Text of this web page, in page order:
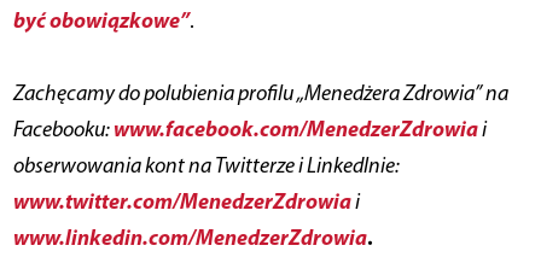
być obowiązkowe”.
Zachęcamy do polubienia profilu „Menedżera Zdrowia” na
Facebooku:www.facebook.com/MenedzerZdrowiai
obserwowania kont na Twitterze i LinkedInie:
www.twitter.com/MenedzerZdrowiai
www.linkedin.com/MenedzerZdrowia.